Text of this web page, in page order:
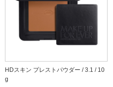
HDスキン プレストパウダー / 3.1 / 10
g